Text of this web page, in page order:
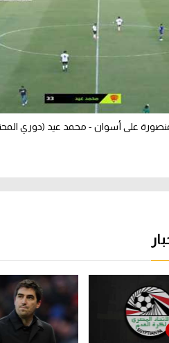
على أسوان - محمد عيد (دوري